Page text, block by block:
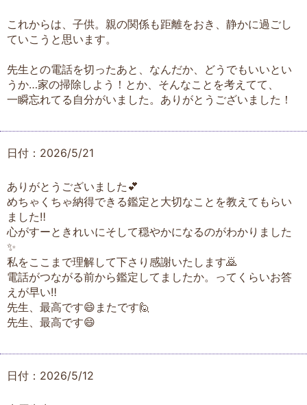
これからは、子供。親の関係も距離をおき、静かに過ごし
ていこうと思います。
先生との電話を切ったあと、なんだか、どうでもいいとい
うか…家の掃除しよう！とか、そんなことを考えてて、
一瞬忘れてる自分がいました。ありがとうございました！
日付：2026/5/21
ありがとうございました💕
めちゃくちゃ納得できる鑑定と大切なことを教えてもらい
ました‼️
心がすーときれいにそして穏やかになるのがわかりました
✨
私をここまで理解して下さり感謝いたします🙇
電話がつながる前から鑑定してましたか。ってくらいお答
えが早い‼️
先生、最高です😄またです🙋
先生、最高です😄
日付：2026/5/12